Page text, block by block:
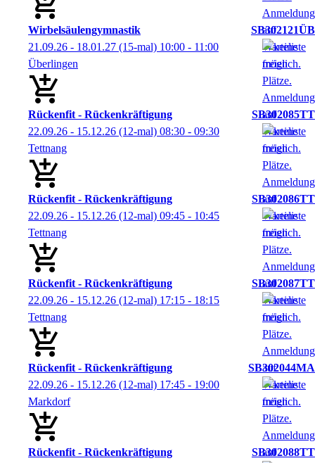
Wirbelsäulengymnastik
SB302121ÜB
21.09.26 - 18.01.27 (15-mal) 10:00 - 11:00
Überlingen
Rückenfit - Rückenkräftigung
SB302085TT
22.09.26 - 15.12.26 (12-mal) 08:30 - 09:30
Tettnang
Rückenfit - Rückenkräftigung
SB302086TT
22.09.26 - 15.12.26 (12-mal) 09:45 - 10:45
Tettnang
Rückenfit - Rückenkräftigung
SB302087TT
22.09.26 - 15.12.26 (12-mal) 17:15 - 18:15
Tettnang
Rückenfit - Rückenkräftigung
SB302044MA
22.09.26 - 15.12.26 (12-mal) 17:45 - 19:00
Markdorf
Rückenfit - Rückenkräftigung SB302088TT